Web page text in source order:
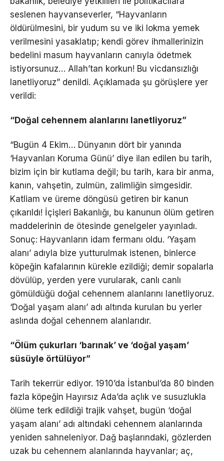
seslenen hayvanseverler, “Hayvanların
öldürülmesini, bir yudum su ve iki lokma yemek
verilmesini yasaklatıp; kendi görev ihmallerinizin
bedelini masum hayvanların canıyla ödetmek
istiyorsunuz… Allah’tan korkun! Bu vicdansızlığı
lanetliyoruz” denildi. Açıklamada şu görüşlere yer
verildi:
“Doğal cehennem alanlarını lanetliyoruz”
“Bugün 4 Ekim… Dünyanın dört bir yanında
‘Hayvanları Koruma Günü’ diye ilan edilen bu tarih,
bizim için bir kutlama değil; bu tarih, kara bir anma,
kanın, vahşetin, zulmün, zalimliğin simgesidir.
Katliam ve üreme döngüsü getiren bir kanun
çıkarıldı! İçişleri Bakanlığı, bu kanunun ölüm getiren
maddelerinin de ötesinde genelgeler yayınladı.
Sonuç: Hayvanların idam fermanı oldu. ‘Yaşam
alanı’ adıyla bize yutturulmak istenen, binlerce
köpeğin kafalarının kürekle ezildiği; demir sopalarla
dövülüp, yerden yere vurularak, canlı canlı
gömüldüğü doğal cehennem alanlarını lanetliyoruz.
‘Doğal yaşam alanı’ adı altında kurulan bu yerler
aslında doğal cehennem alanlarıdır.
“Ölüm çukurları ‘barınak’ ve ‘doğal yaşam’
süsüyle örtülüyor”
Tarih tekerrür ediyor. 1910’da İstanbul’da 80 binden
fazla köpeğin Hayırsız Ada’da açlık ve susuzlukla
ölüme terk edildiği trajik vahşet, bugün ‘doğal
yaşam alanı’ adı altındaki cehennem alanlarında
yeniden sahneleniyor. Dağ başlarındaki, gözlerden
uzak bu cehennem alanlarında hayvanlar; aç,